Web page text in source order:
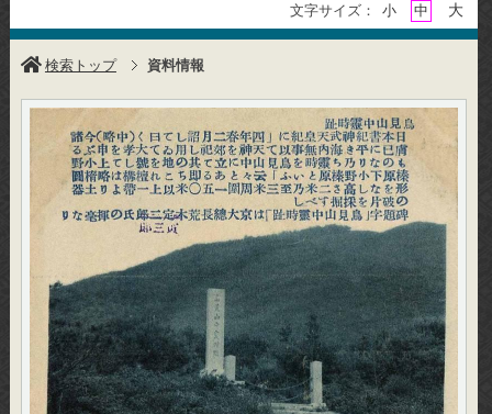
文字サイズ： 小 中 大
検索トップ 資料情報